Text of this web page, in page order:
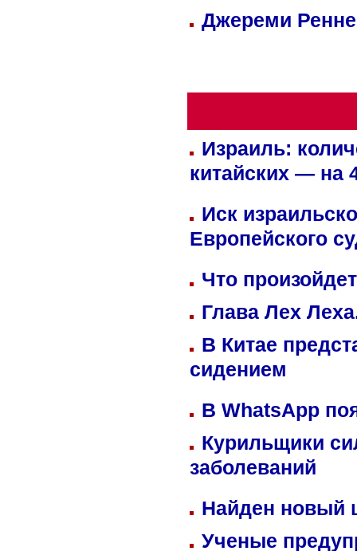
Джереми
Израиль:
китайских — на
Иск
Европейского
Что
Глава Лех
В Китае
сидением
В WhatsApp
Курильщики
заболеваний
Найден
Ученые